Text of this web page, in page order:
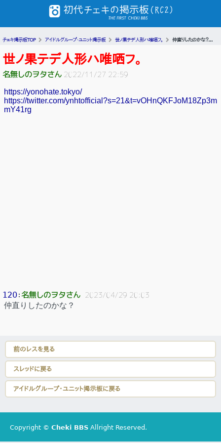
チェキ掲示板TOP アイドルグループ・ユニット掲示板 世ノ果テデ人形ハ唯哂フ。 仲直りしたのかな？...
世ノ果テデ人形ハ唯哂フ。
名無しのヲタさん 2022/11/27 22:59
https://yonohate.tokyo/
https://twitter.com/ynhtofficial?s=21&t=vOHnQKFJoM18Zp3m
mY41rg
120：名無しのヲタさん 2023/04/29 20:03
仲直りしたのかな？
前のレスを見る
スレッドに戻る
アイドルグループ・ユニット掲示板に戻る
Copyright © Cheki BBS Allright Reserved.